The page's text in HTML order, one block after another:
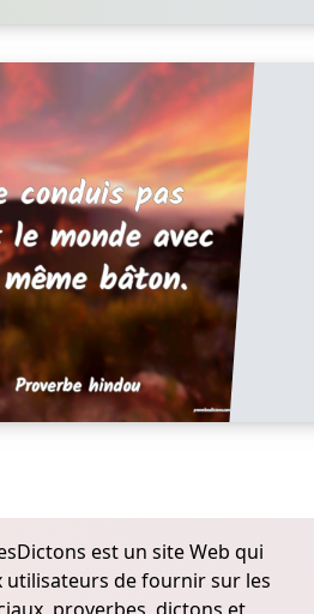
est un site Web qui
utilisateurs de fournir sur les